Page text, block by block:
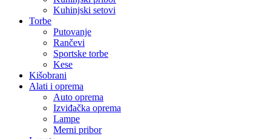
Kuhinjski setovi
Torbe
Putovanje
Rančevi
Sportske torbe
Kese
Kišobrani
Alati i oprema
Auto oprema
Izviđačka oprema
Lampe
Merni pribor